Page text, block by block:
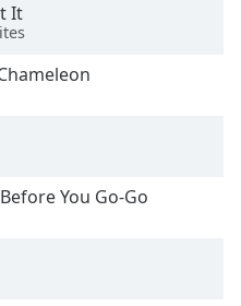
It
You Go-Go